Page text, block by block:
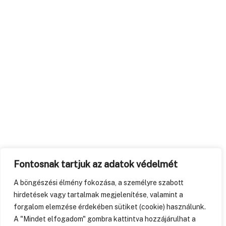
Fontosnak tartjuk az adatok védelmét
A böngészési élmény fokozása, a személyre szabott
hirdetések vagy tartalmak megjelenítése, valamint a
forgalom elemzése érdekében sütiket (cookie) használunk.
A "Mindet elfogadom" gombra kattintva hozzájárulhat a